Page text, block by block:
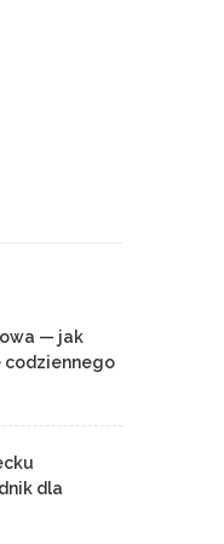
— jak
codziennego
dla